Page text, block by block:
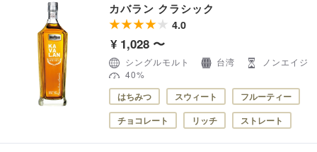
カバラン クラシック
4.0
¥ 1,028 〜
シングルモルト 台湾
ノンエイジ
40%
はちみつ スウィート
フルーティー
チョコレート
リッチ ストレート